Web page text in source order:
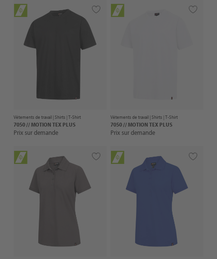
Vêtements de travail |Shirts | T-Shirt
7050 // MOTION TEX PLUS
Prix sur demande
Vêtements de travail |Shirts | T-Shirt
7050 // MOTION TEX PLUS
Prix sur demande